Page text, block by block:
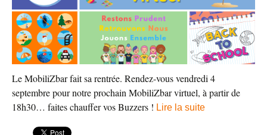
Le MobiliZbar fait sa rentrée. Rendez-vous vendredi 4
septembre pour notre prochain MobiliZbar virtuel, à partir de
18h30… faites chauffer vos Buzzers ! Lire la suite